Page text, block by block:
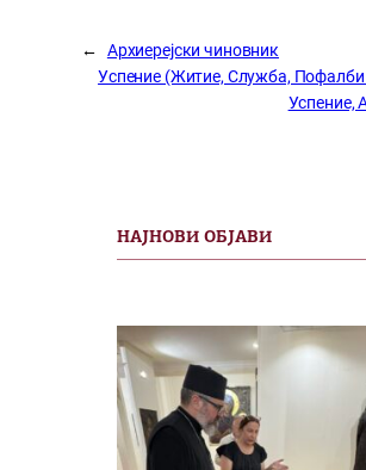
←
Архиерејски чиновник
Успение (Житие, Служба, Пофалби
Успение,
НАЈНОВИ ОБЈАВИ